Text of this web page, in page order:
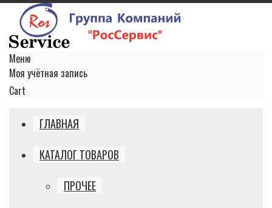
Меню
Моя учётная запись
Cart
ГЛАВНАЯ
КАТАЛОГ ТОВАРОВ
ПРОЧЕЕ